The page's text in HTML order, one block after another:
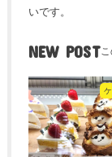
いです。
NEW POST